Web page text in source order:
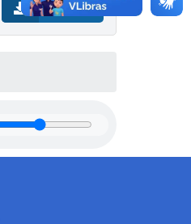
Download